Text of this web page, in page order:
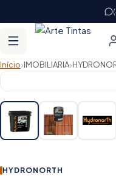
Início›IMOBILIARIA›
HYDRONORTH